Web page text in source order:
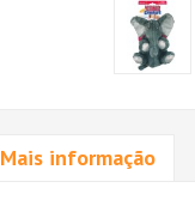
Mais informação